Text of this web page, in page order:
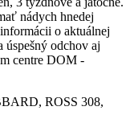
nádych hnedej
o aktuálnej
úspešný odchov aj
centre DOM -
ROSS 308,